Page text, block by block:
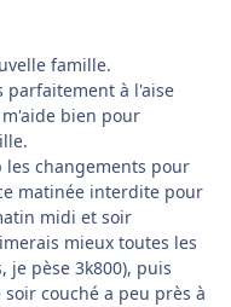
famille.
parfaitement à l'aise
bien pour
les changements pour
matinée interdite pour
midi et soir
mieux toutes les
je pèse 3k800), puis
couché a peu près à